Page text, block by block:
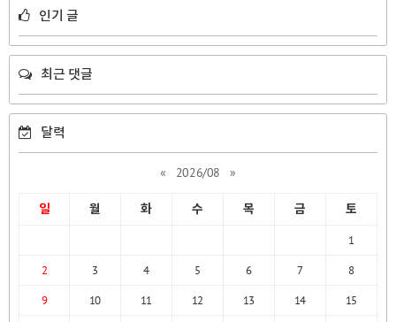
인기 글
최근 댓글
달력
« 2026/08 »
일 월 화 수 목 금 토
1
2
3 4 5 6 7
8
9
10 11 12 13 14
15